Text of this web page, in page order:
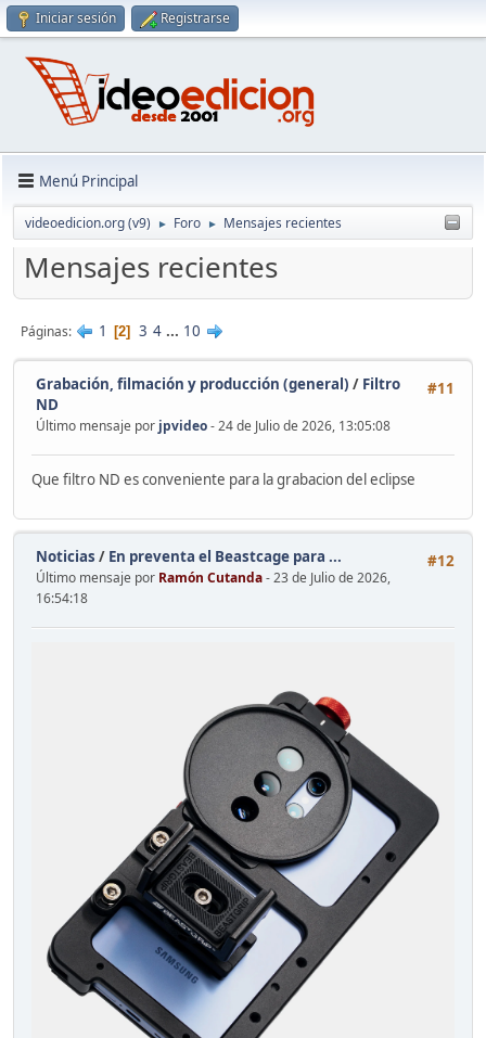
Iniciar sesión Registrarse
Menú Principal
videoedicion.org (v9) ► Foro ► Mensajes recientes
Mensajes recientes
Páginas 1 2 3 4 ... 10
#11
Grabación, filmación y producción (general) / Filtro
ND
Último mensaje por jpvideo- 24 de Julio de 2026, 13:05:08
Que filtro ND es conveniente para la grabacion del eclipse
#12
Noticias / En preventa el Beastcage para ...
Último mensaje por Ramón Cutanda- 23 de Julio de 2026,
16:54:18